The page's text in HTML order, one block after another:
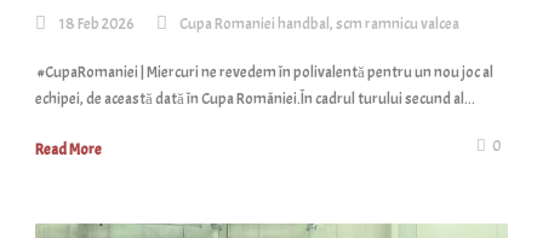
18 Feb 2026 Cupa Romaniei handbal ,scm ramnicu valcea
#CupaRomaniei | Miercuri ne revedem în polivalentă pentru un nou joc al
echipei, de această dată în Cupa României.În cadrul turului secund al...
Read More 0